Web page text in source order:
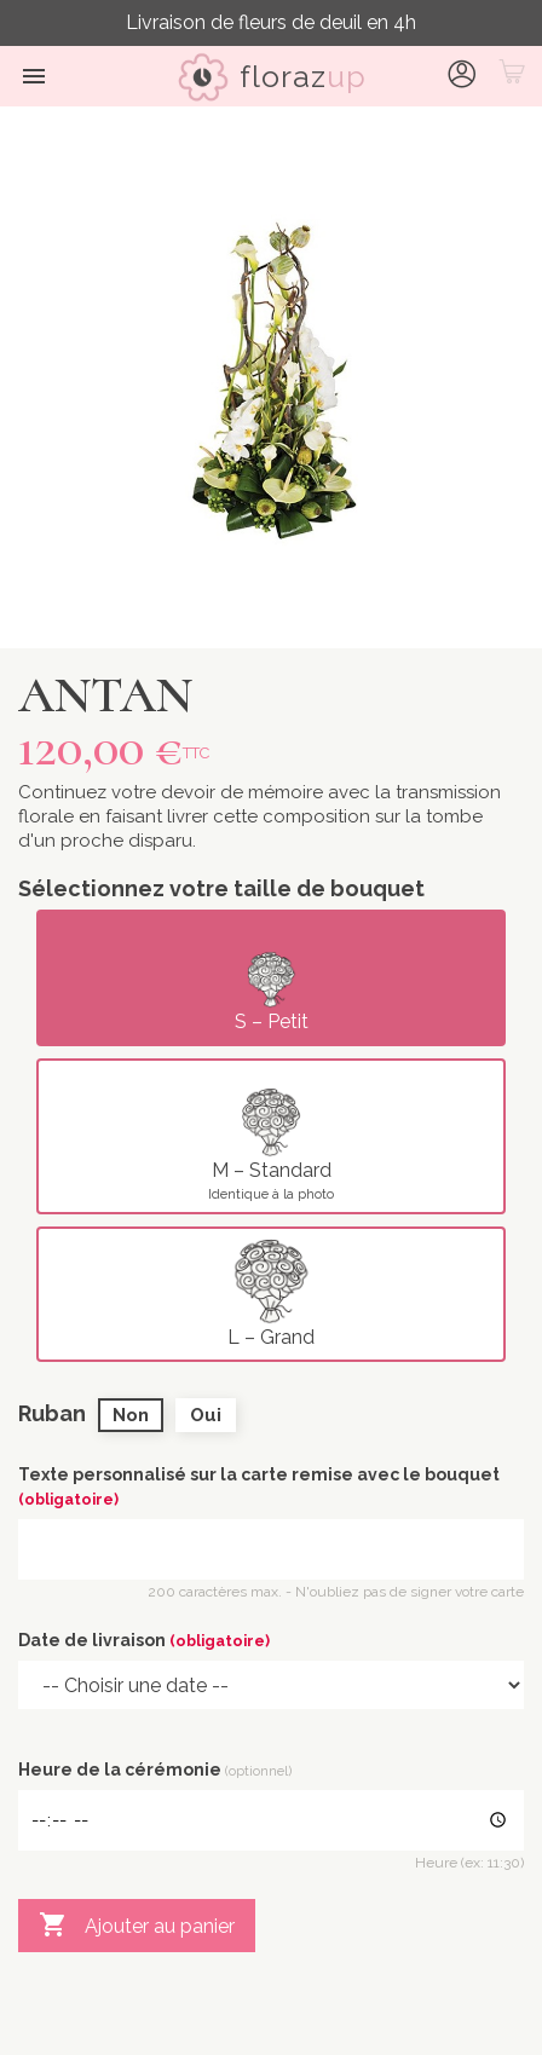
Livraison de fleurs de deuil en 4h
 florazup
ANTAN
120,00 €TTC
Continuez votre devoir de mémoire avec la transmission
florale en faisant livrer cette composition sur la tombe
d'un proche disparu.
Sélectionnez votre taille de bouquet
S – Petit
M – Standard
Identique à la photo
L – Grand
Ruban Non Oui
Texte personnalisé sur la carte remise avec le bouquet
(obligatoire)
200 caractères max. - N'oubliez pas de signer votre carte
Date de livraison (obligatoire)
Heure de la cérémonie (optionnel)
Heure (ex: 11:30)
 Ajouter au panier